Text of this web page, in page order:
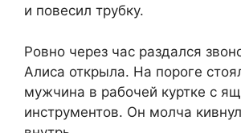
и повесил трубку.
Ровно через час раздался
Алиса открыла. На пороге
мужчина в рабочей куртке с
инструментов. Он молча